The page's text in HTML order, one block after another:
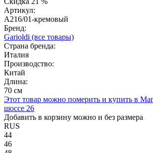
Артикул:
A216/01-кремовый
Бренд:
Garioldi (все товары)
Страна бренда:
Италия
Производство:
Китай
Длина:
70 см
Этот товар можно померить и купить в
шоссе 26
Добавить в корзину можно и без размера
RUS
44
46